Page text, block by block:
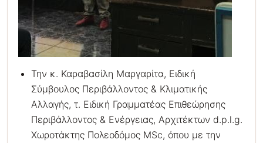
Την κ. Καραβασίλη Μαργαρίτα, Ειδική
Σύμβουλος Περιβάλλοντος & Κλιματικής
Αλλαγής, τ. Ειδική Γραμματέας Επιθεώρησης
Περιβάλλοντος & Ενέργειας, Αρχιτέκτων d.p.l.g.
Χωροτάκτης Πολεοδόμος MSc, όπου με την